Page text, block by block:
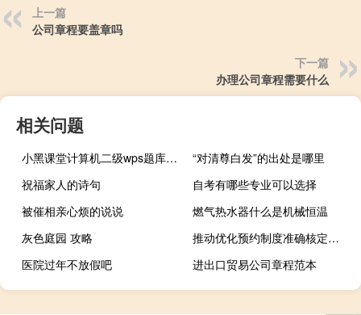
上一篇
公司章程要盖章吗
下一篇
办理公司章程需要什么
相关问题
小黑课堂计算机二级wps题库 V1.3 官方最新版（小黑课堂计算机二级wps题库 V1.3 官方最新版功能简介）
“对清尊白发”的出处是哪里
祝福家人的诗句
自考有哪些专业可以选择
被催相亲心烦的说说
燃气热水器什么是机械恒温
灰色庭园 攻略
推动优化预约制度准确核定景区最大承载量……文旅部发布国内旅游提升计划 到底什么情况嘞
医院过年不放假吧
进出口贸易公司章程范本